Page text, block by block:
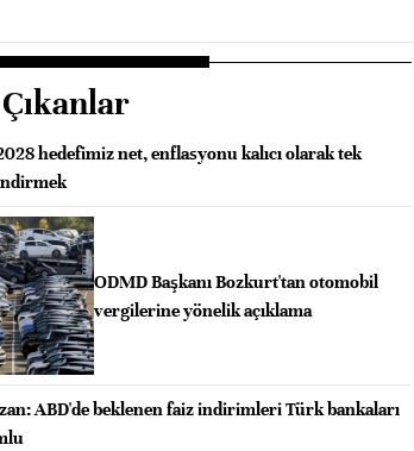
hedefimiz net, enflasyonu kalıcı olarak tek
ODMD Başkanı Bozkurt'tan otomobil
vergilerine yönelik açıklama
ABD'de beklenen faiz indirimleri Türk bankaları